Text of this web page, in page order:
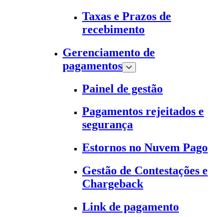
Taxas e Prazos de
recebimento
Gerenciamento de
pagamentos
Painel de gestão
Pagamentos rejeitados e
segurança
Estornos no Nuvem Pago
Gestão de Contestações e
Chargeback
Link de pagamento